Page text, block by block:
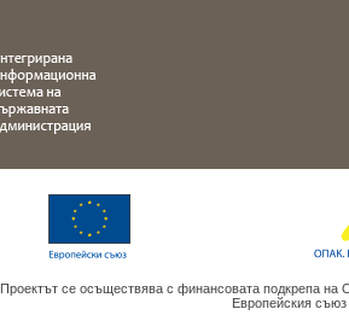
Проектът се осъществява с финансовата подкрепа на
Европейския